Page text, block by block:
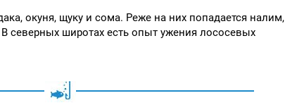
окуня, щуку и сома. Реже на них попадается налим,
северных широтах есть опыт ужения лососевых